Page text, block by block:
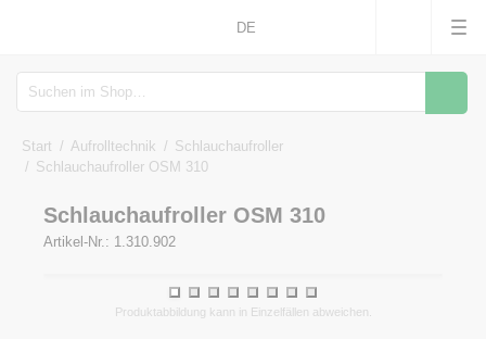
DE
Start Aufrolltechnik
Schlauchaufroller
Schlauchaufroller OSM 310
Schlauchaufroller OSM 310
Artikel-Nr.: 1.310.902
1 2 3 4 5 6 7 8
Produktabbildung kann in Einzelfällen abweichen.